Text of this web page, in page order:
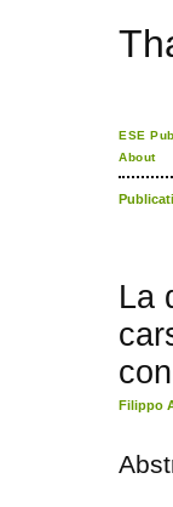
ESE
About
La
Filippo